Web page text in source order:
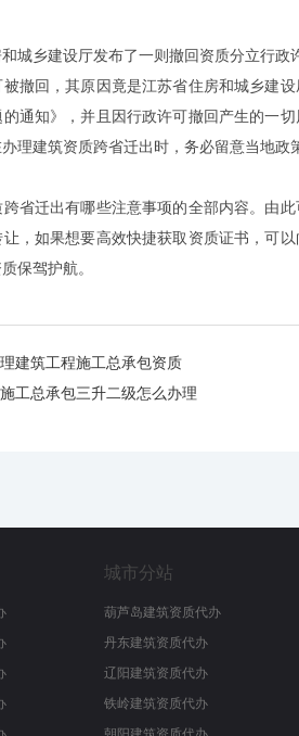
乡建设厅发布了一则撤回资质分立行政
撤回，其原因竟是江苏省住房和城乡建
通知》，并且因行政许可撤回产生的一
理建筑资质跨省迁出时，务必留意当地政
迁出有哪些注意事项的全部内容。由此
，如果想要高效快捷获取资质证书，可
保驾护航。
建筑工程施工总承包资质
工总承包三升二级怎么办理
城市分站
葫芦岛建筑资质代办
丹东建筑资质代办
辽阳建筑资质代办
铁岭建筑资质代办